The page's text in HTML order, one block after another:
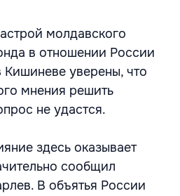
молдавского
в отношении России
Кишиневе уверены, что
мнения решить
не удастся.
здесь оказывает
сообщил
В объятья России